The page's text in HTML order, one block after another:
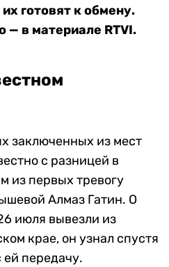
готовят к обмену.
— в материале RTVI.
заключенных из мест
с разницей в
из первых тревогу
Алмаз Гатин. О
июля вывезли из
крае, он узнал спустя
ей передачу.